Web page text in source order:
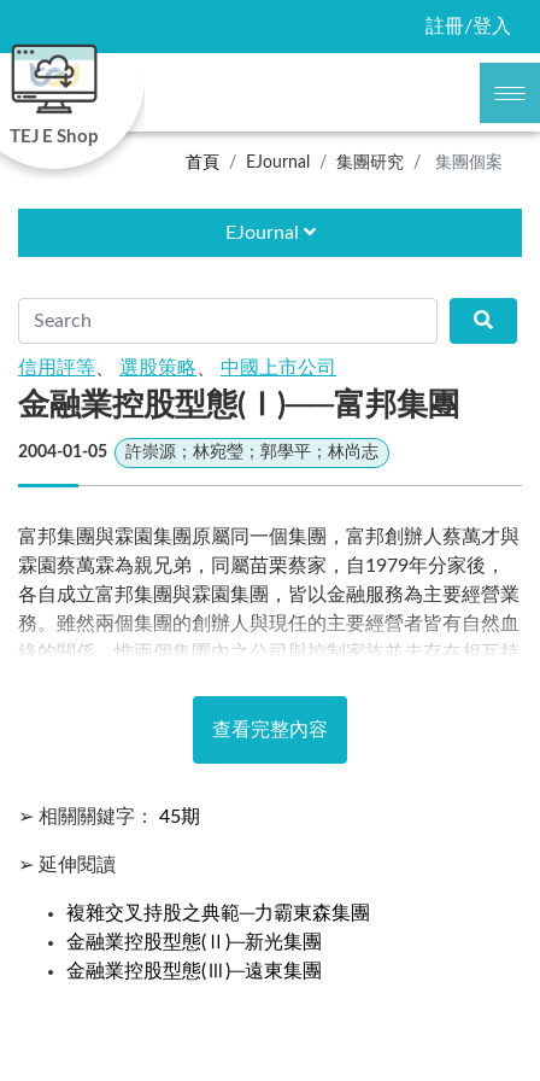
註冊/登入
TEJ E Shop
首頁
EJournal 集團研究 集團個案
EJournal
信用評等 選股策略 中國上市公司
金融業控股型態(Ⅰ)──富邦集團
2004-01-05 許崇源；林宛瑩；郭學平；林尚志
富邦集團與霖園集團原屬同一個集團，富邦創辦人蔡萬才與
霖園蔡萬霖為親兄弟，同屬苗栗蔡家，自1979年分家後，
各自成立富邦集團與霖園集團，皆以金融服務為主要經營業
務。雖然兩個集團的創辦人與現任的主要經營者皆有自然血
緣的關係，惟兩個集團內之公司與控制家族並未存在相互持
較其控股型態。為了文意上之清晰，以下將以「富邦蔡家」
代表以蔡萬才為首之蔡氏家族，以「霖園蔡家」代表以蔡萬
查看完整內容
➢ 相關關鍵字： 45期
➢ 延伸閱讀
複雜交叉持股之典範─力霸東森集團
金融業控股型態(Ⅱ)─新光集團
金融業控股型態(Ⅲ)─遠東集團